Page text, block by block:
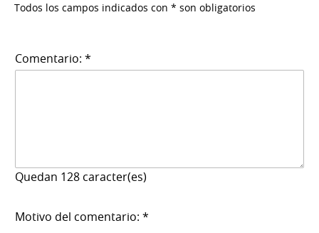
Todos los campos indicados con * son obligatorios
Comentario: *
Quedan 128 caracter(es)
Motivo del comentario: *